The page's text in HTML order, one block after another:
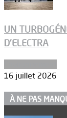
UN
D’ELECTRA
16 juillet 2026
À NE PAS